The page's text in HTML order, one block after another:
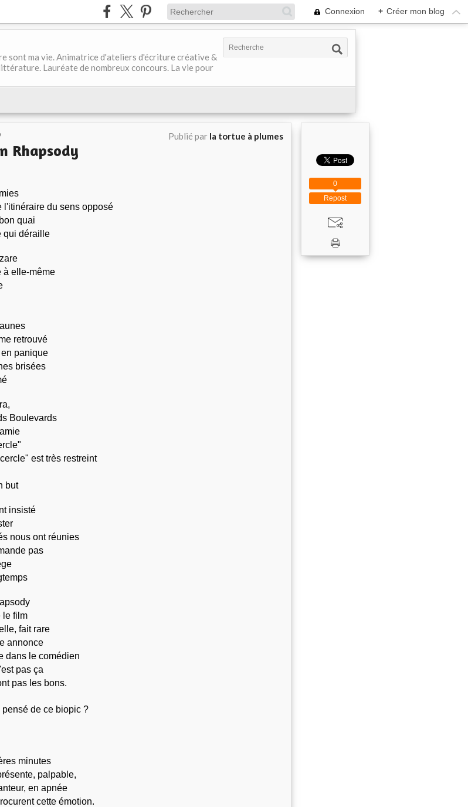
Connexion + Créer mon blog
sont ma vie. Animatrice d'ateliers d'écriture créative &
Lauréate de nombreux concours. La vie pour
Publié par la tortue à plumes
Rhapsody
l'itinéraire du sens opposé
quai
qui déraille
à elle-même
retrouvé
panique
brisées
Boulevards
est très restreint
but
insisté
nous ont réunies
pas
le film
fait rare
annonce
dans le comédien
pas ça
pas les bons.
de ce biopic ?
minutes
palpable,
en apnée
cette émotion.
Repost
0